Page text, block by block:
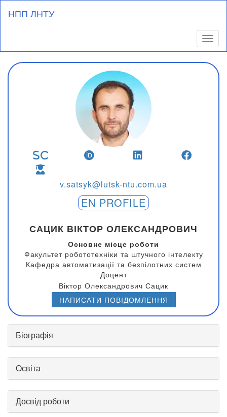
НПП ЛНТУ
САЦИК ВІКТОР ОЛЕКСАНДРОВИЧ
Основне місце роботи
Факультет робототехніки та штучного інтелекту
Кафедра автоматизації та безпілотних систем
Доцент
v.satsyk@lutsk-ntu.com.ua
EN PROFILE
Віктор Олександрович Сацик
НАПИСАТИ ПОВІДОМЛЕННЯ
Біографія
Освіта
Досвід роботи